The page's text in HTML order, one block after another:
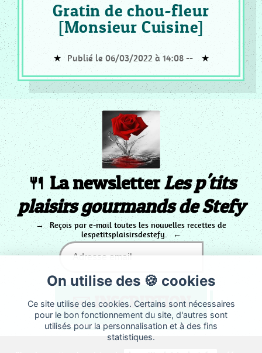
Gratin de chou-fleur
[Monsieur Cuisine]
Publié le 06/03/2022 à 14:08 --
On utilise des 🍪 cookies
Ce site utilise des cookies. Certains sont nécessaires
pour le bon fonctionnement du site, d'autres sont
utilisés pour la personnalisation et à des fins
statistiques.
🍴 La newsletterLes p'tits
plaisirs gourmands de Stefy
Reçois par e-mail toutes les nouvelles recettes de
lespetitsplaisirsdestefy.